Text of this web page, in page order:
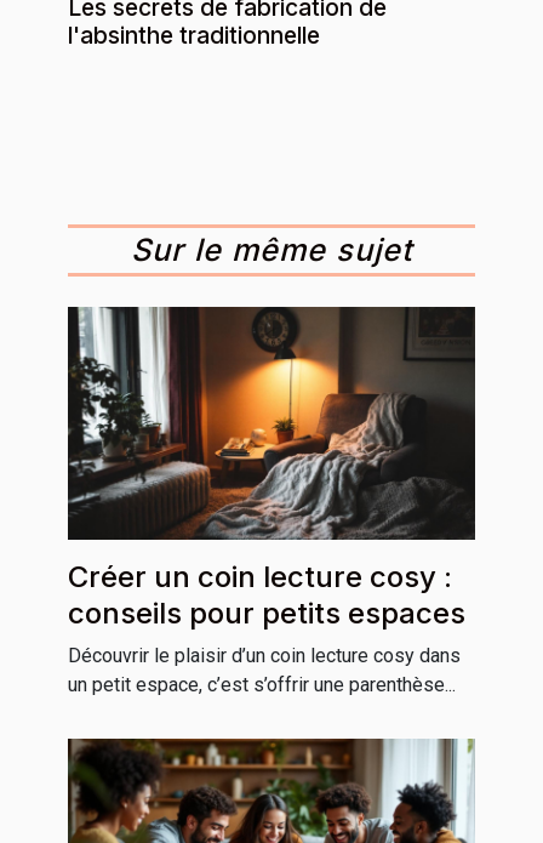
Les secrets de fabrication de
l'absinthe traditionnelle
Sur le même sujet
Créer un coin lecture cosy :
conseils pour petits espaces
Découvrir le plaisir d’un coin lecture cosy dans
un petit espace, c’est s’offrir une parenthèse...